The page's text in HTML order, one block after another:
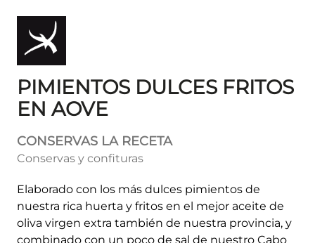
PIMIENTOS DULCES FRITOS
EN AOVE
CONSERVAS LA RECETA
Conservas y confituras
Elaborado con los más dulces pimientos de
nuestra rica huerta y fritos en el mejor aceite de
oliva virgen extra también de nuestra provincia, y
combinado con un poco de sal de nuestro Cabo